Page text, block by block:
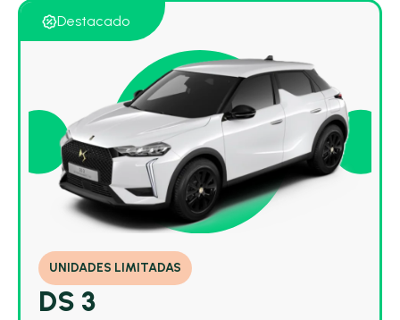
Destacado
UNIDADES LIMITADAS
DS 3